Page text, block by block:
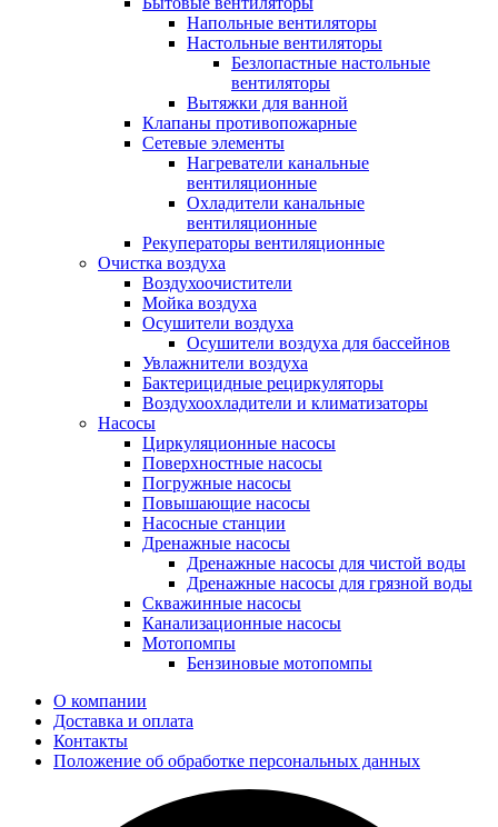
Напольные вентиляторы
Настольные вентиляторы
Безлопастные настольные
вентиляторы
Вытяжки для ванной
Клапаны противопожарные
Сетевые элементы
Нагреватели канальные
вентиляционные
Охладители канальные
вентиляционные
Рекуператоры вентиляционные
Очистка воздуха
Воздухоочистители
Мойка воздуха
Осушители воздуха
Осушители воздуха для бассейнов
Увлажнители воздуха
Бактерицидные рециркуляторы
Воздухоохладители и климатизаторы
Насосы
Циркуляционные насосы
Поверхностные насосы
Погружные насосы
Повышающие насосы
Насосные станции
Дренажные насосы
Дренажные насосы для чистой воды
Дренажные насосы для грязной воды
Скважинные насосы
Канализационные насосы
Мотопомпы
Бензиновые мотопомпы
О компании
Доставка и оплата
Контакты
Положение об обработке персональных данных